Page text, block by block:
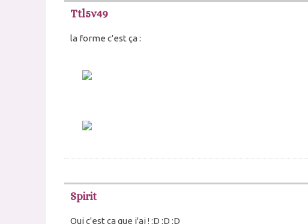
Ttl5v49
la forme c'est ça :
Spirit
Oui c'est ça que j'ai ! :D :D :D